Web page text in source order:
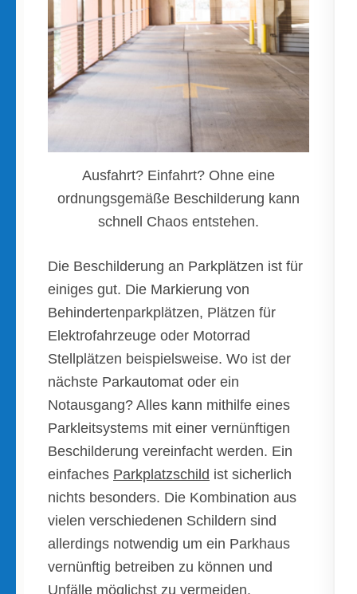
Ausfahrt? Einfahrt? Ohne eine
ordnungsgemäße Beschilderung kann
schnell Chaos entstehen.
Die Beschilderung an Parkplätzen ist für
einiges gut. Die Markierung von
Behindertenparkplätzen, Plätzen für
Elektrofahrzeuge oder Motorrad
Stellplätzen beispielsweise. Wo ist der
nächste Parkautomat oder ein
Notausgang? Alles kann mithilfe eines
Parkleitsystems mit einer vernünftigen
Beschilderung vereinfacht werden. Ein
einfaches Parkplatzschild ist sicherlich
nichts besonders. Die Kombination aus
vielen verschiedenen Schildern sind
allerdings notwendig um ein Parkhaus
vernünftig betreiben zu können und
Unfälle möglichst zu vermeiden.